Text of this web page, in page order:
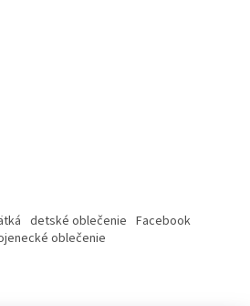
detské oblečenie Facebook
oblečenie